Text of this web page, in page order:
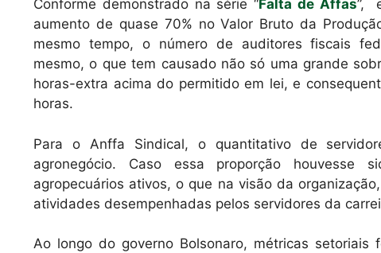
A
p
p
b
o
o
k
Conforme demonstrado na série “Falta de Affas”,
aumento de quase 70% no Valor Bruto da
mesmo tempo, o número de auditores fiscais
mesmo, o que tem causado não só uma grande
horas-extra acima do permitido em lei, e
horas.
Para o Anffa Sindical, o quantitativo de
agronegócio. Caso essa proporção houvesse
agropecuários ativos, o que na visão da
atividades desempenhadas pelos servidores da
Ao longo do governo Bolsonaro, métricas